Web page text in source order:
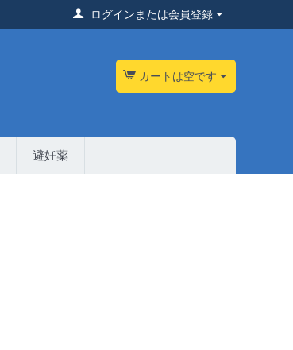
ログインまたは会員登録
カートは空です
避妊薬